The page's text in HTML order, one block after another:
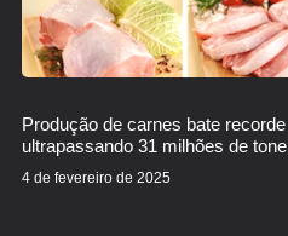
Produção de carnes bate
ultrapassando 31 milhões de
4 de fevereiro de 2025